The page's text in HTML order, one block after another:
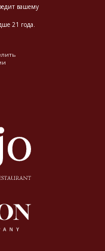
вашему
21 года.